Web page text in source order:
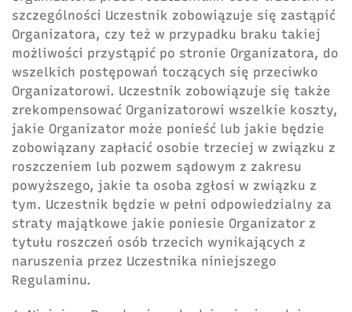
szczególności Uczestnik zobowiązuje się zastąpić
Organizatora, czy też w przypadku braku takiej
możliwości przystąpić po stronie Organizatora, do
wszelkich postępowań toczących się przeciwko
Organizatorowi. Uczestnik zobowiązuje się także
zrekompensować Organizatorowi wszelkie koszty,
jakie Organizator może ponieść lub jakie będzie
zobowiązany zapłacić osobie trzeciej w związku z
roszczeniem lub pozwem sądowym z zakresu
powyższego, jakie ta osoba zgłosi w związku z
tym. Uczestnik będzie w pełni odpowiedzialny za
straty majątkowe jakie poniesie Organizator z
tytułu roszczeń osób trzecich wynikających z
naruszenia przez Uczestnika niniejszego
Regulaminu.